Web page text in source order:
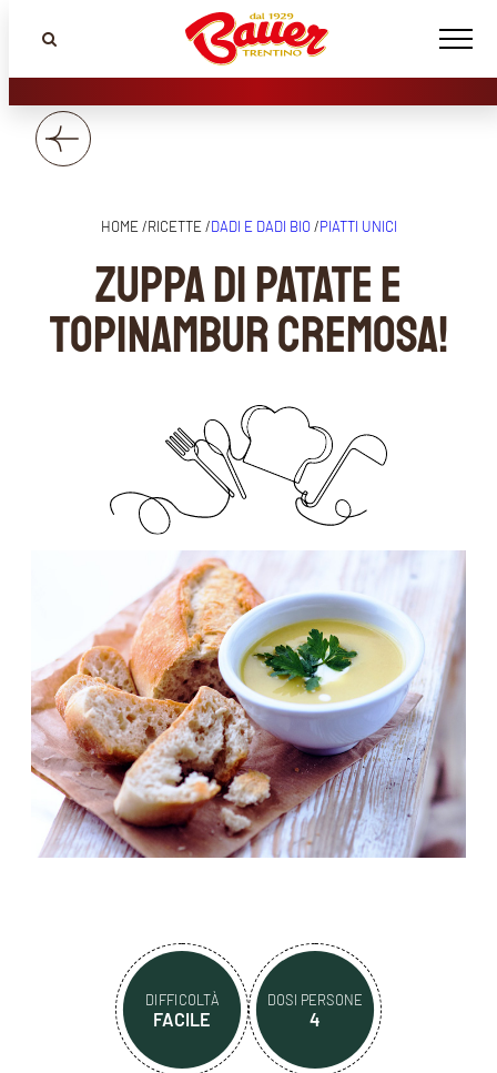
HOME /RICETTE /DADI E DADI BIO/PIATTI UNICI
Zuppa di patate e
topinambur cremosa!
DIFFICOLTÀ
FACILE
DOSI PERSONE
4